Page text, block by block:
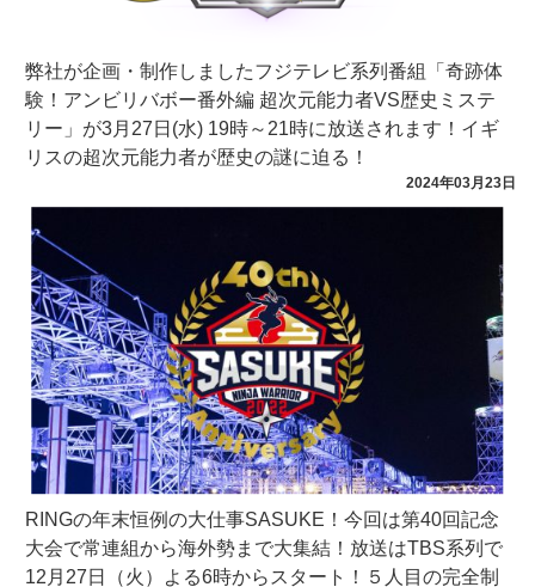
2024年03月23日
弊社が企画・制作しましたフジテレビ系列番組「奇跡体
験！アンビリバボー番外編 超次元能力者VS歴史ミステ
リー」が3月27日(水) 19時～21時に放送されます！イギ
リスの超次元能力者が歴史の謎に迫る！
RINGの年末恒例の大仕事SASUKE！今回は第40回記念
大会で常連組から海外勢まで大集結！放送はTBS系列で
12月27日（火）よる6時からスタート！５人目の完全制